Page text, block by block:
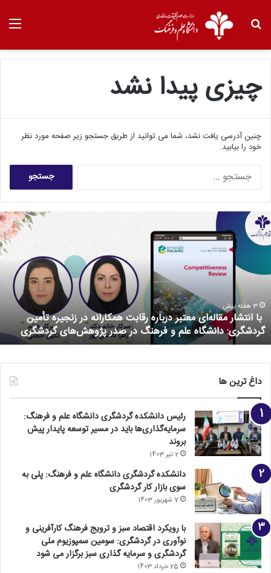
چیزی پیدا نشد
چنین آدرسی یافت نشد، شما می توانید از طریق جستجو زیر صفحه مورد نظر
خود را بیابید.
3 هفته پیش
با انتشار مقاله‌ای معتبر درباره رقابت همکارانه در زنجیره تأمین
گردشگری: دانشگاه علم و فرهنگ در صدر پژوهش‌های گردشگری
داغ ترین ها
رئیس دانشکده گردشگری دانشگاه علم و فرهنگ:
سرمایه‌گذاری‌ها باید در مسیر توسعه پایدار پیش
بروند
2 تیر 1403
دانشکده گردشگری دانشگاه علم و فرهنگ: پلی به
سوی بازار کار گردشگری
7 شهریور 1403
با رویکرد اقتصاد سبز و ترویج فرهنگ کارآفرینی و‌
نوآوری در گردشگری: سومین سمپوزیوم ملی
گردشگری و سرمایه گذاری سبز برگزار می شود
25 خرداد 1403